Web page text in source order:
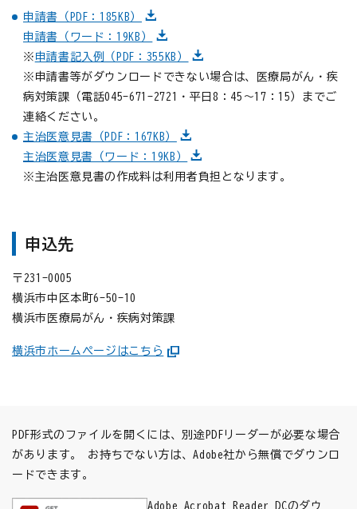
申請書（PDF：185KB）
申請書（ワード：19KB）
※ 申請書記入例（PDF：355KB）
※申請書等がダウンロードできない場合は、医療局がん・疾
病対策課（電話045-671-2721
・平日8：45～17：15）までご
連絡ください。
主治医意見書（PDF：167KB）
主治医意見書（ワード：19KB）
※主治医意見書の作成料は利用者負担となります。
申込先
〒231-0005
横浜市中区本町6-50-10
横浜市医療局がん・疾病対策課
横浜市ホームページはこちら
PDF形式のファイルを開くには、別途PDFリーダーが必要な場合
があります。
お持ちでない方は、Adobe社から無償でダウンロ
ードできます。
Adobe Acrobat Reader DCのダウ